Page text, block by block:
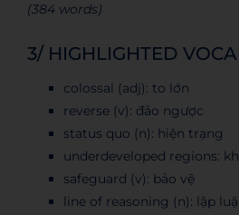
(384 words)
3/ HIGHLIGHTED
colossal (adj): to lớn
reverse (v): đảo ngược
status quo (n): hiện trạng
underdeveloped regions:
safeguard (v): bảo vệ
line of reasoning (n): lập